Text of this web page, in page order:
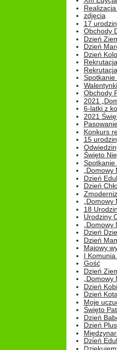
zdjęcia
17
Obchody
Dzień
Dzień
Dzień
Rekrutacja
Spotkanie
Obchody
2021
6-latki z
2021
Konkurs
15
Święto
Spotkanie
Dzień
Dzień
18
Urodziny
Dzień
Dzień
Majowy
I
Gość
Dzień
Dzień
Dzień
Moje
Święto
Dzień
Dzień
Dzień